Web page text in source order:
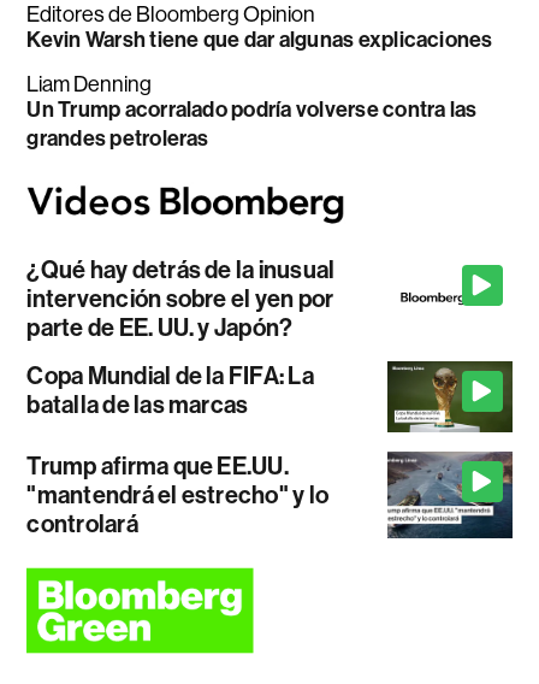
Editores de Bloomberg Opinion
Kevin Warsh tiene que dar algunas explicaciones
Liam Denning
Un Trump acorralado podría volverse contra las
grandes petroleras
¿Qué hay detrás de la inusual
intervención sobre el yen por
parte de EE. UU. y Japón?
Copa Mundial de la FIFA: La
batalla de las marcas
Trump afirma que EE.UU.
"mantendrá el estrecho" y lo
controlará